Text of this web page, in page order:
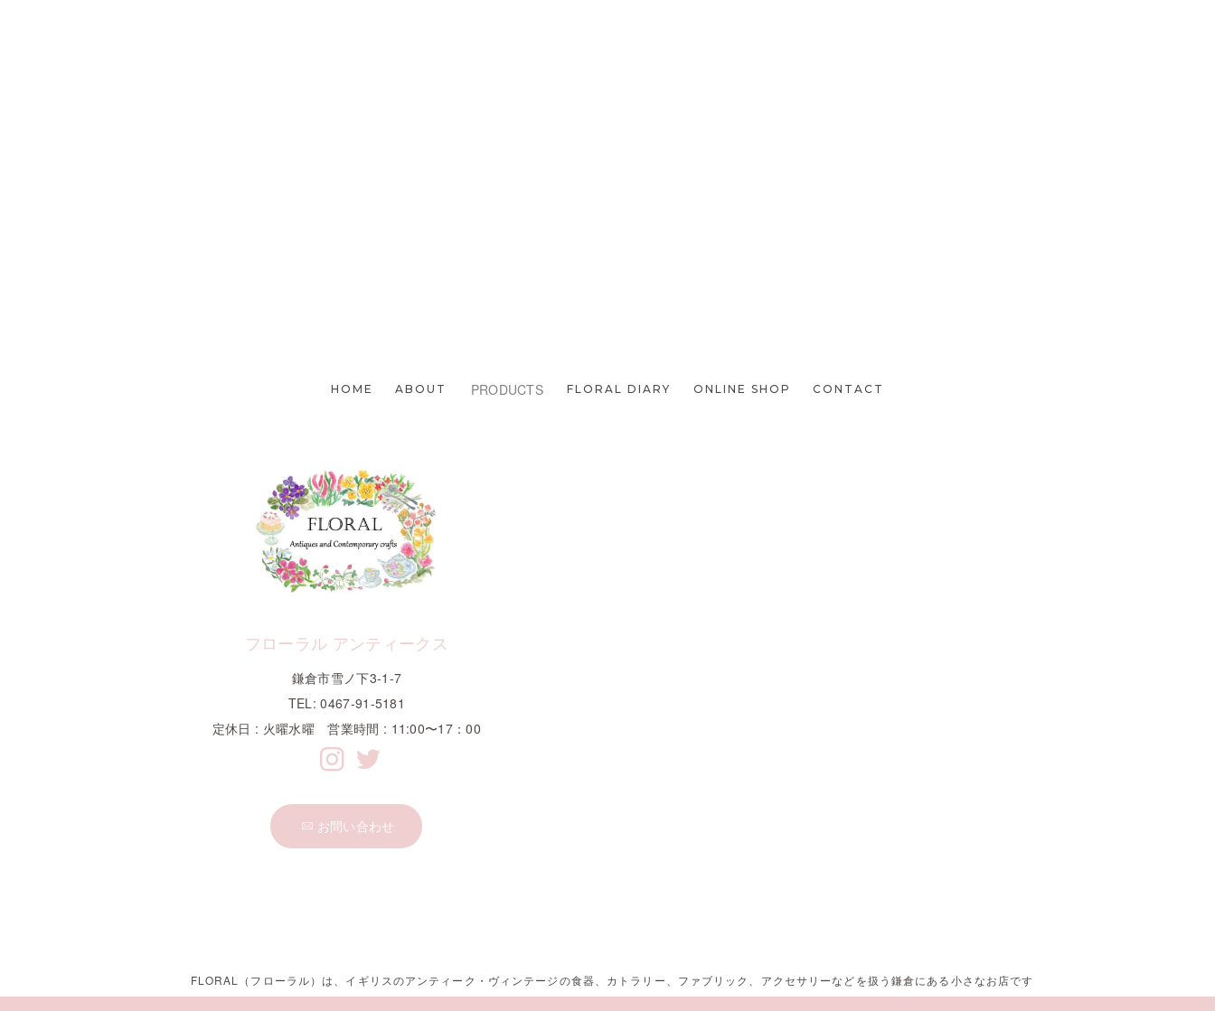
HOME ABOUT PRODUCTS FLORAL DIARY ONLINE SHOP CONTACT
フローラル アンティークス
鎌倉市雪ノ下3-1-7
TEL: 0467-91-5181
定休日 : 火曜水曜 営業時間 : 11:00〜17：00
お問い合わせ
FLORAL（フローラル）は、イギリスのアンティーク・ヴィンテージの食器、カトラリー、ファブリック、アクセサリーなどを扱う鎌倉にある小さなお店です